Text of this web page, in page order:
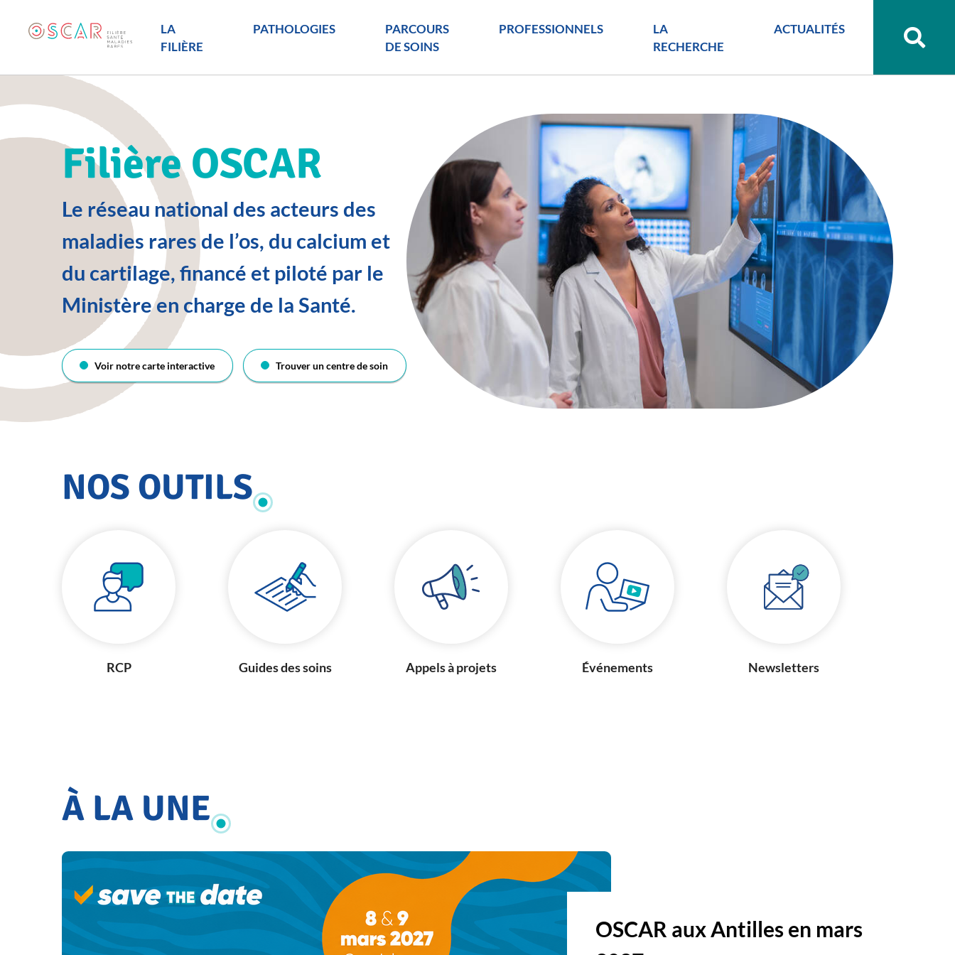
LA
FILIÈRE
PATHOLOGIES
PARCOURS
DE SOINS
PROFESSIONNELS
LA
RECHERCHE
ACTUALITÉS
sur
Filière OSCAR
Le réseau national des acteurs des
maladies rares de l’os, du calcium et
du cartilage, financé et piloté par le
Ministère en charge de la Santé.
Voir notre carte interactive Trouver un centre de soin
NOS OUTILS
RCP Guides des soins Appels à projets Événements Newsletters
À LA UNE
OSCAR aux Antilles en mars